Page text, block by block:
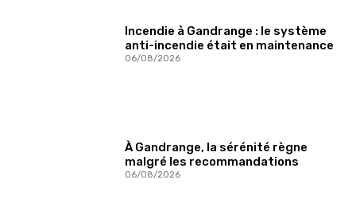
Incendie à Gandrange : le système
anti-incendie était en maintenance
06/08/2026
À Gandrange, la sérénité règne
malgré les recommandations
06/08/2026